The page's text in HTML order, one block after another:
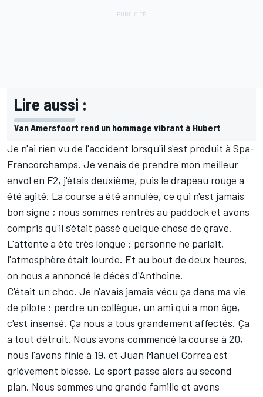
Lire aussi :
Van Amersfoort rend un hommage vibrant à Hubert
Je n'ai rien vu de l'accident lorsqu'il s'est produit à Spa-
Francorchamps. Je venais de prendre mon meilleur
envol en F2, j'étais deuxième, puis le drapeau rouge a
été agité. La course a été annulée, ce qui n'est jamais
bon signe ; nous sommes rentrés au paddock et avons
compris qu'il s'était passé quelque chose de grave.
L'attente a été très longue ; personne ne parlait,
l'atmosphère était lourde. Et au bout de deux heures,
on nous a annoncé le décès d'Anthoine.
C'était un choc. Je n'avais jamais vécu ça dans ma vie
de pilote : perdre un collègue, un ami qui a mon âge,
c'est insensé. Ça nous a tous grandement affectés. Ça
a tout détruit. Nous avons commencé la course à 20,
nous l'avons finie à 19, et Juan Manuel Correa est
grièvement blessé. Le sport passe alors au second
plan. Nous sommes une grande famille et avons